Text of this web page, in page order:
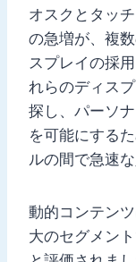
オスクとタッ
の急増が、複
スプレイの採
れらのディス
探し、パーソ
を可能にする
ルの間で急速
動的コンテン
大のセグメン